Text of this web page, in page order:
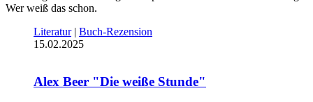
Wer weiß das schon.
Literatur| Buch-Rezension
15.02.2025
Alex Beer "Die weiße Stunde"